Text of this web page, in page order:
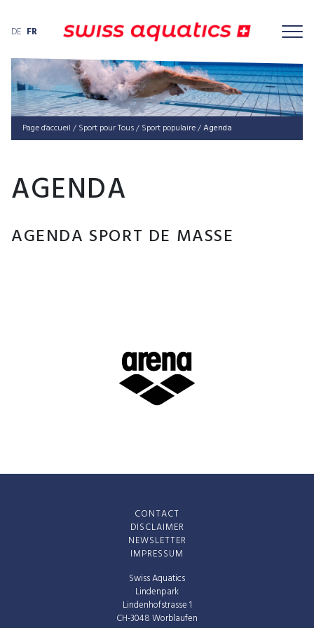
DE FR
Page d'accueil / Sport pour Tous/ Sport popu­laire/Agenda
AGENDA
AGENDA SPORT DE MASSE
Swiss Aquatics
Lindenpark
Lindenhofstrasse 1
CH-3048 Worblaufen
CONTACT
DISCLAIMER
NEWSLETTER
IMPRESSUM